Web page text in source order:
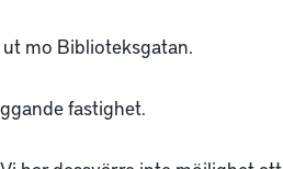
mo Biblioteksgatan.
fastighet.